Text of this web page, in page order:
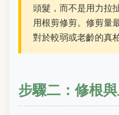
頭髮，而不是用力拉
用根剪修剪。修剪量
對於較弱或老齡的真
步驟二：修根